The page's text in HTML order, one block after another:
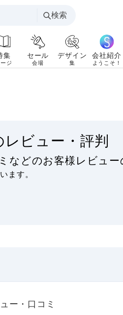
検索
集
ジ
セール
会場
デザイン
集
会社紹介
ようこそ！
ビュー・評判
などのお客様レビュー
ます。
ー・口コミ